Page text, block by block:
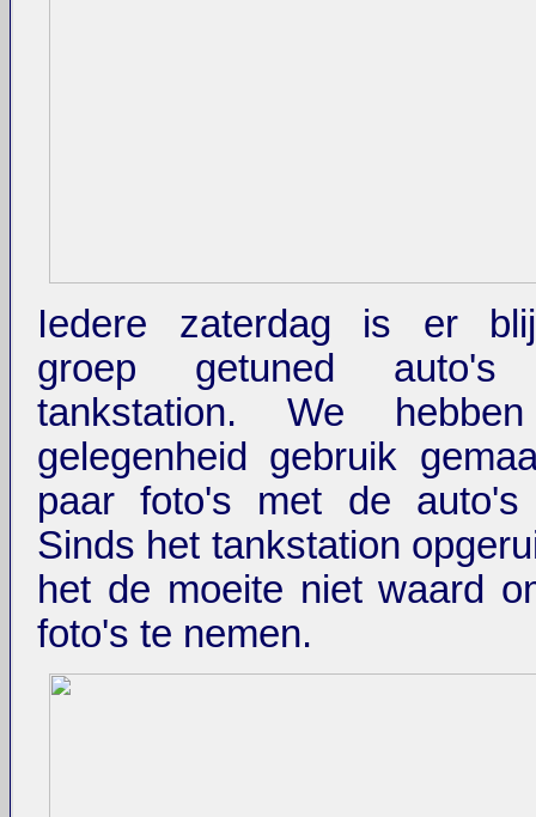
Iedere zaterdag is er
groep getuned
tankstation. We
gelegenheid gebruik
paar foto's met de auto's
Sinds het tankstation
het de moeite niet waard
foto's te nemen.